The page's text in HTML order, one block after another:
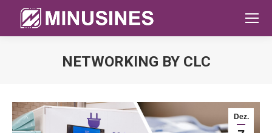
NETWORKING BY CLC
Dez.